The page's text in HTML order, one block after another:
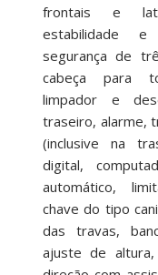
frontais e
estabilidade
segurança de
cabeça para
limpador e
traseiro, alarme,
(inclusive na
digital,
automático,
chave do tipo
das travas,
ajuste de altura,